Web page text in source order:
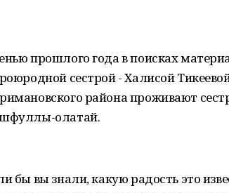
прошлого года в поисках
сестрой - Халисой
района проживают
олатай.
бы вы знали, какую радость это